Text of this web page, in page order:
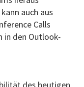
auch aus
Calls
in den Outlook-